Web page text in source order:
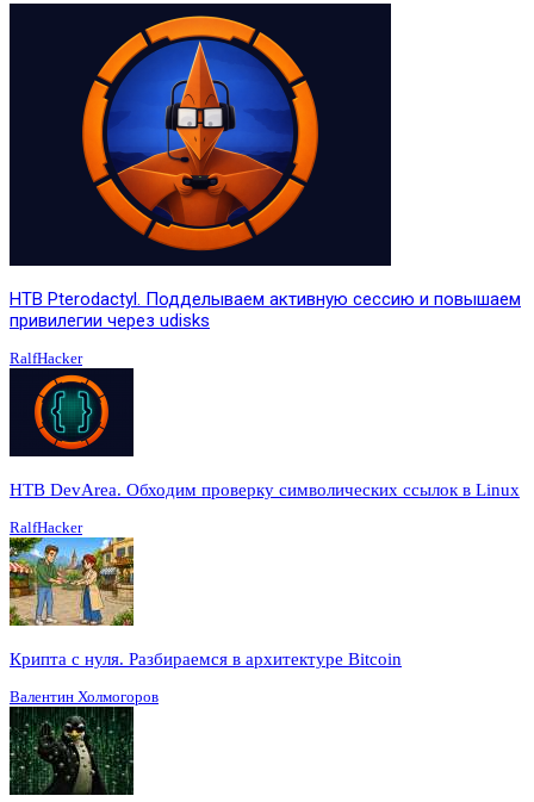
HTB Pterodactyl. Подделываем активную сессию и повышаем
привилегии через udisks
RalfHacker
HTB DevArea. Обходим проверку символических ссылок в Linux
RalfHacker
Крипта с нуля. Разбираемся в архитектуре Bitcoin
Валентин Холмогоров